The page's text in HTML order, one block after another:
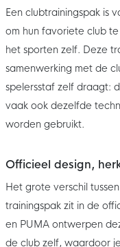
Een clubtrainingspak is
om hun favoriete club
het sporten zelf. Deze
samenwerking met de
spelersstaf zelf draagt:
vaak ook dezelfde
worden gebruikt.
Officieel design,
Het grote verschil
trainingspak zit in de
en PUMA ontwerpen
de club zelf, waardoor